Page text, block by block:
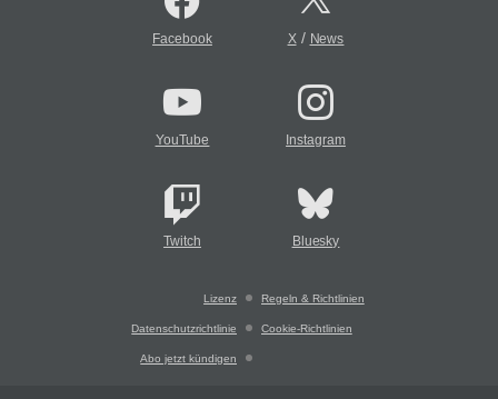
Facebook X/ News
YouTube Instagram
Twitch Bluesky
Lizenz Regeln & Richtlinien
Datenschutzrichtlinie Cookie-Richtlinien
Abo jetzt kündigen